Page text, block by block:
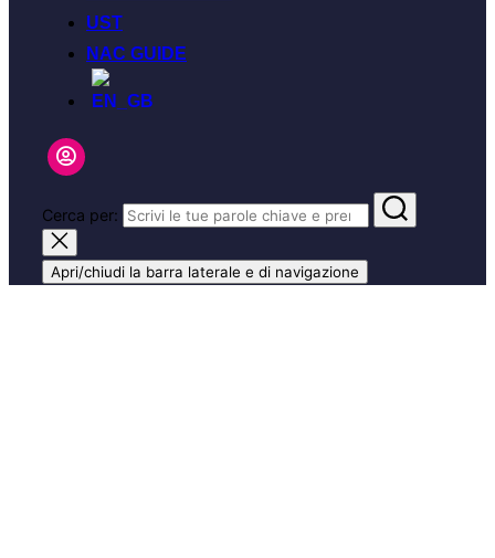
UST
NAC GUIDE
Cerca per:
Apri/chiudi la barra laterale e di navigazione